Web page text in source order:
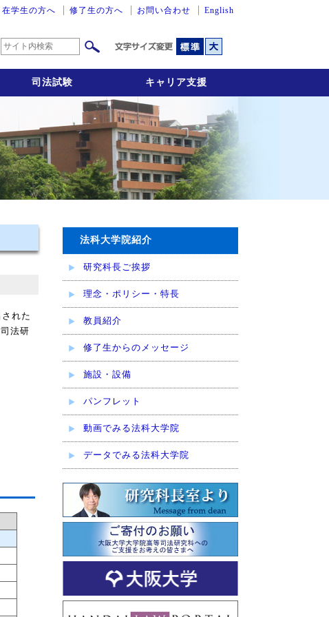
学院高等司法研究科
在学生の方へ 修了生の方へ お問い合わせ English
司法試験 キャリア支援
法科大学院紹介
研究科長ご挨拶
理念・ポリシー・特長
教員紹介
修了生からのメッセージ
施設・設備
パンフレット
動画でみる法科大学院
データでみる法科大学院
れた
法研